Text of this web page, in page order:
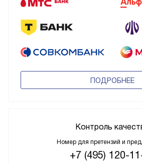
ПОДРОБНЕЕ
Контроль
Номер для претензий и
+7 (495) 120-